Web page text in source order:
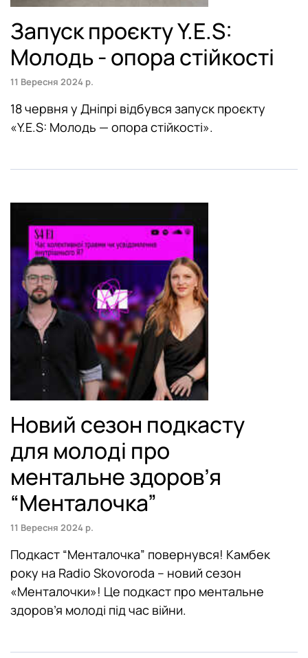
Львів
Маріуполь
Мелітополь
Миколаїв
Ніжин
Нова Одеса
Одеса
Полтава
Сміла
Тернопіль
Фастів
Херсон
Хмельницький
Чернівці
Запуск проєкту Y.E.S:
Молодь - опора стійкості
11 Вересня 2024 р.
18 червня у Дніпрі відбувся запуск проєкту
«Y.E.S: Молодь — опора стійкості».
Новий сезон подкасту
для молоді про
ментальне здоров’я
“Менталочка”
11 Вересня 2024 р.
Подкаст “Менталочка” повернувся! Камбек
року на Radio Skovoroda – новий сезон
«Менталочки»! Це подкаст про ментальне
здоров’я молоді під час війни.